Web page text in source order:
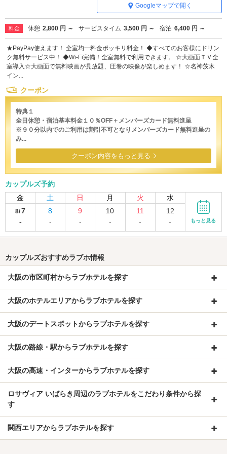
Googleマップで開く
料金 休憩 2,800 円 ～ サービスタイム 3,500 円 ～ 宿泊 6,400 円 ～
★PayPay使えます！ 全室均一料金ポッキリ料金！ ◆すべてのお客様にドリン
ク無料サービス中！ ◆Wi-Fi完備！全室無料で利用できます。 ☆大画面ＴＶ全
室導入☆大画面で無料映画が見放題、圧巻の映像が楽しめます！ ☆名神茨木
イン...
クーポン
特典１
全日休憩・宿泊基本料金１０％OFF＋メンバーズカード無料進呈
※９０分以内でのご利用は割引不可となりメンバーズカード無料進呈の
み...
クーポン内容をもっと見る
カップルズ予約
金
土 日 月 火 水
8/7
-
8
-
9
-
10
-
11
-
12
-
もっと見る
カップルズおすすめラブホ情報
大阪の市区町村からラブホテルを探す
大阪のホテルエリアからラブホテルを探す
大阪のデートスポットからラブホテルを探す
大阪の路線・駅からラブホテルを探す
大阪の高速・インターからラブホテルを探す
ロサヴィア いばらき周辺のラブホテルをこだわり条件から探
す
関西エリアからラブホテルを探す